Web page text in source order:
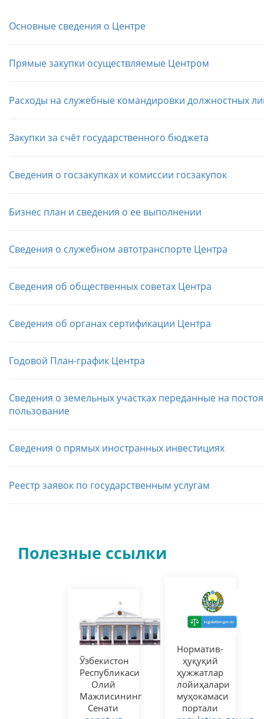
Основные сведения о Центре
Прямые закупки осуществляемые Центром
Расходы на служебные командировки должностных
Закупки за счёт государственного бюджета
Сведения о госзакупках и комиссии госзакупок
Бизнес план и сведения о ее выполнении
Сведения о служебном автотранспорте Центра
Сведения об общественных советах Центра
Сведения об органах сертификации Центра
Годовой План-график Центра
Сведения о земельных участках переданные на
пользование
Сведения о прямых иностранных инвестициях
Реестр заявок по государственным услугам
Полезные ссылки
Ўзбекистон
Республикаси
Олий
Мажлисининг
Сенати
Норматив-
ҳуқуқий
ҳужжатлар
лойиҳалари
муҳокамаси
портали